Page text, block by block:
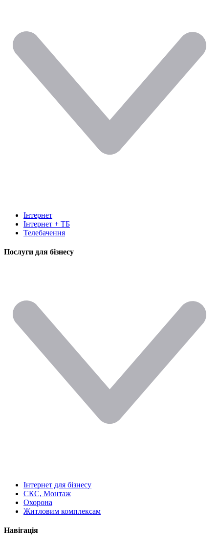
Інтернет
Інтернет + ТБ
Телебачення
Послуги для бізнесу
Інтернет для бізнесу
СКС, Монтаж
Охорона
Житловим комплексам
Навігація